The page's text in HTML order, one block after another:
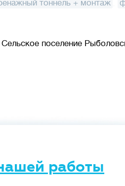
тоннель + монтаж
поселение
работы